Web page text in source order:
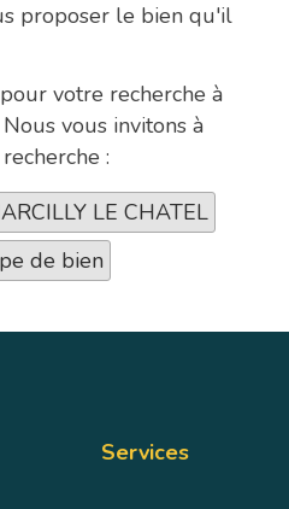
proposer le bien qu'il
votre recherche à
vous invitons à
:
LE CHATEL
de bien
Services